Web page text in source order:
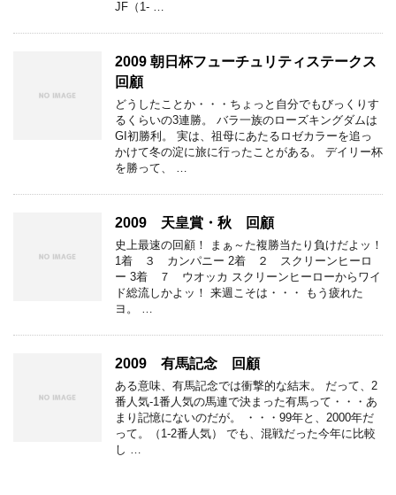
JF（1- …
2009 朝日杯フューチュリティステークス
回顧
どうしたことか・・・ちょっと自分でもびっくりす
るくらいの3連勝。 バラ一族のローズキングダムは
GI初勝利。 実は、祖母にあたるロゼカラーを追っ
かけて冬の淀に旅に行ったことがある。 デイリー杯
を勝って、 …
2009 天皇賞・秋 回顧
史上最速の回顧！ まぁ～た複勝当たり負けだよッ！
1着 ３ カンパニー 2着 ２ スクリーンヒーロ
ー 3着 ７ ウオッカ スクリーンヒーローからワイ
ド総流しかよッ！ 来週こそは・・・ もう疲れた
ヨ。 …
2009 有馬記念 回顧
ある意味、有馬記念では衝撃的な結末。 だって、2
番人気-1番人気の馬連で決まった有馬って・・・あ
まり記憶にないのだが。 ・・・99年と、2000年だ
って。（1-2番人気） でも、混戦だった今年に比較
し …